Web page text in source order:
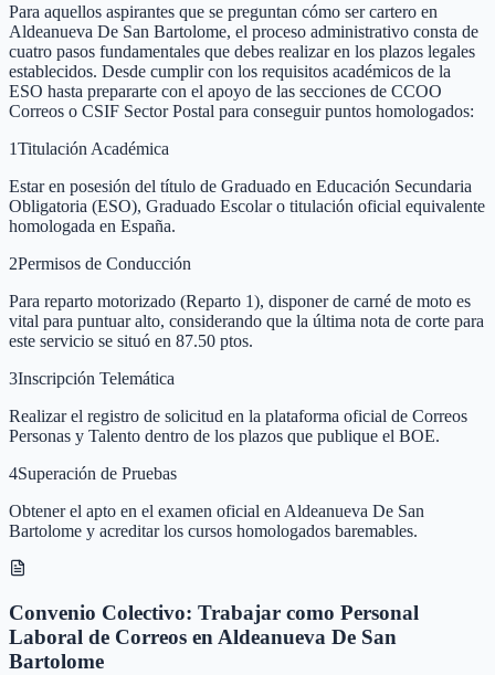
Para aquellos aspirantes que se preguntan cómo ser cartero en
Aldeanueva De San Bartolome, el proceso administrativo consta de
cuatro pasos fundamentales que debes realizar en los plazos legales
establecidos. Desde cumplir con los requisitos académicos de la
ESO hasta prepararte con el apoyo de las secciones de CCOO
Correos o CSIF Sector Postal para conseguir puntos homologados:
1Titulación Académica
Estar en posesión del título de Graduado en Educación Secundaria
Obligatoria (ESO), Graduado Escolar o titulación oficial equivalente
homologada en España.
2Permisos de Conducción
Para reparto motorizado (Reparto 1), disponer de carné de moto es
vital para puntuar alto, considerando que la última nota de corte para
este servicio se situó en 87.50 ptos.
3Inscripción Telemática
Realizar el registro de solicitud en la plataforma oficial de Correos
Personas y Talento dentro de los plazos que publique el BOE.
4Superación de Pruebas
Obtener el apto en el examen oficial en Aldeanueva De San
Bartolome y acreditar los cursos homologados baremables.
Convenio Colectivo: Trabajar como Personal
Laboral de Correos en Aldeanueva De San
Bartolome